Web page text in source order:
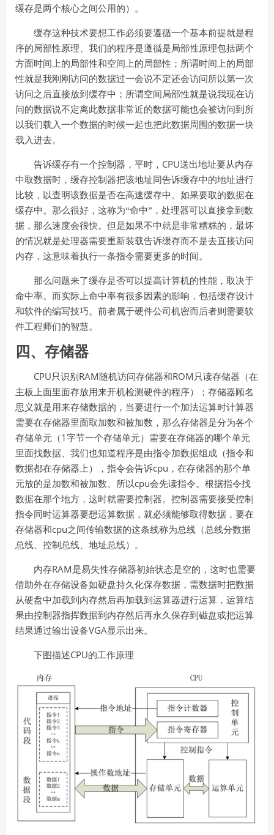
缓存是两个核心之间公用的）。
缓存这种技术要想工作必须要遵循一个基本前提就是程
序的局部性原理、我们的程序是遵循是局部性原理包括两个
方面时间上的局部性和空间上的局部性；所谓时间上的局部
性就是我刚刚访问的数据过一会说不定还会访问所以第一次
访问之后直接放到缓存中；所谓空间局部性就是说我现在访
问的数据说不定离此数据非常近的数据可能也会被访问到所
以我们载入一个数据的时候一起也把此数据周围的数据一块
载入进去。
告诉缓存有一个控制器，平时， CPU送出地址要从内存
中取数据时，缓存控制器把该地址同告诉缓存中的地址进行
比较，以查明该数据是否在高速缓存中。如果要取的数据在
缓存中。那么很好，这称为“命中”，处理器可以直接拿到数
据，那么速度会很快。但是如果不中就是非常糟糕的，最坏
的情况就是处理器需要重新装载告诉缓存而不是去直接访问
内存，这意味着执行一条指令需要更多的时间。
那么问题来了缓存是否可以提高计算机的性能，取决于
命中率。而实际上命中率有很多因素的影响，包括缓存设计
和软件的编写技巧。前者属于硬件公司机密而后者则需要软
件工程师们的智慧。
四、存储器
CPU只识别 RAM 随机访问存储器和ROM 只读存储器（在
主板上面里面存放用来开机检测硬件的程序）； 存储器顾名
思义就是用来存储数据的，当要进行一个加法运算时计算器
需要在存储器里面取加数和被加数，那么存储器是分为各个
存储单元（1字节一个存储单元）需要在存储器的哪个单元
里面找数据、我们也知道程序是由指令加数据组成（指令和
数据都在存储器上），指令会告诉cpu ，在存储器的那个单
元放的是加数和被加数、所以cpu会先读指令。根据指令找
数据在那个地方，这时就需要控制器。控制器需要接受控制
指令同时运算器要想运算数据，就必须能够取得数据，要在
存储器和cpu之间传输数据的这条线称为总线（总线分数据
总线、控制总线、地址总线）。
内存RAM是易失性存储器初始状态是空的，这时也需要
借助外在存储设备如硬盘持久化保存数据，需数据时把数据
从硬盘中加载到内存然后再加载到运算器进行运算，运算结
果由控制器指挥数据到内存然后再永久保存到磁盘或把运算
结果通过输出设备VGA显示出来。
下图描述CPU的工作原理